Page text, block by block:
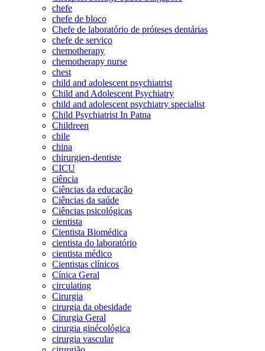
chefe
chefe de bloco
Chefe de laboratório de próteses dentárias
chefe de serviço
chemotherapy
chemotherapy nurse
chest
child and adolescent psychiatrist
Child and Adolescent Psychiatry
child and adolescent psychiatry specialist
Child Psychiatrist In Patna
Childreen
chile
china
chirurgien-dentiste
CICU
ciência
Ciências da educação
Ciências da saúde
Ciências psicológicas
cientista
Cientista Biomédica
cientista do laboratório
cientista médico
Cientistas clínicos
Cínica Geral
circulating
Cirurgia
cirurgia da obesidade
Cirurgia Geral
cirurgia ginécológica
cirurgia vascular